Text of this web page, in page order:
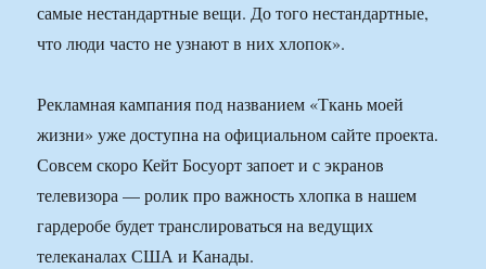
самые нестандартные вещи. До того нестандартные,
что люди часто не узнают в них хлопок».
Рекламная кампания под названием «Ткань моей
жизни» уже доступна на официальном сайте проекта.
Совсем скоро Кейт Босуорт запоет и с экранов
телевизора — ролик про важность хлопка в нашем
гардеробе будет транслироваться на ведущих
телеканалах США и Канады.